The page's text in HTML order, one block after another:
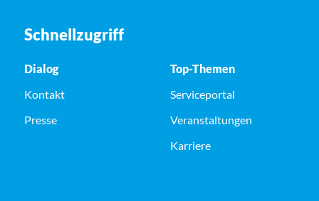
Schnellzugriff
Dialog
Kontakt
Presse
Top-Themen
Serviceportal
Veranstaltungen
Karriere